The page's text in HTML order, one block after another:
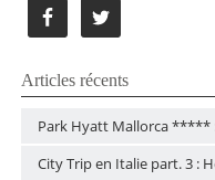
Articles récents
Park Hyatt Mallorca *****
City Trip en Italie part. 3 :